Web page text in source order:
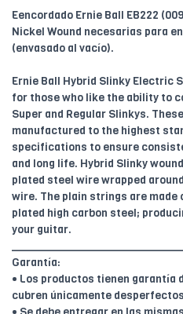
Eencordado Ernie Ball EB222
Nickel Wound necesarias para
(envasado al vacío).
Ernie Ball Hybrid Slinky Electric
for those who like the ability to
Super and Regular Slinkys.
manufactured to the highest
specifications to ensure
and long life. Hybrid Slinky
plated steel wire wrapped
wire. The plain strings are
plated high carbon steel;
your guitar.
Garantía:
• Los productos tienen garantía
cubren únicamente